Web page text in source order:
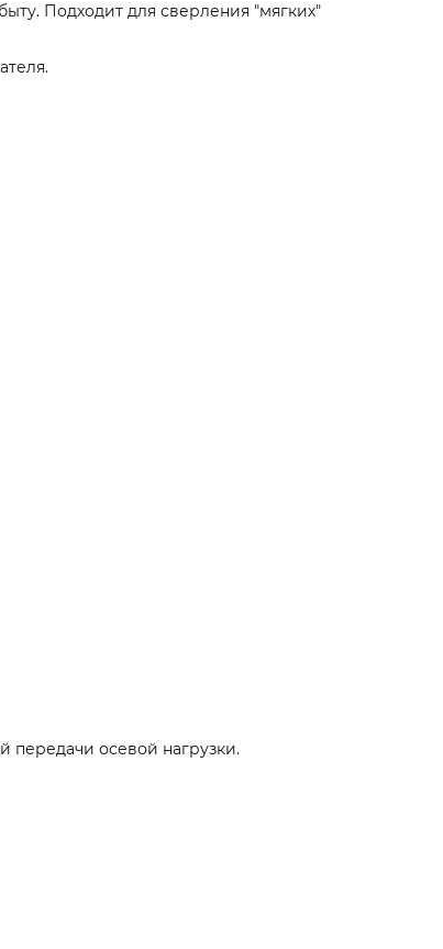
Подходит для сверления "мягких"
передачи осевой нагрузки.